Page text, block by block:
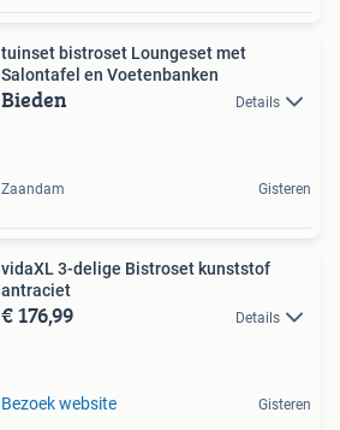
tuinset bistroset Loungeset met
Salontafel en Voetenbanken
Bieden Details
Zaandam Gisteren
vidaXL 3-delige Bistroset kunststof
antraciet
€ 176,99 Details
Bezoek website Gisteren